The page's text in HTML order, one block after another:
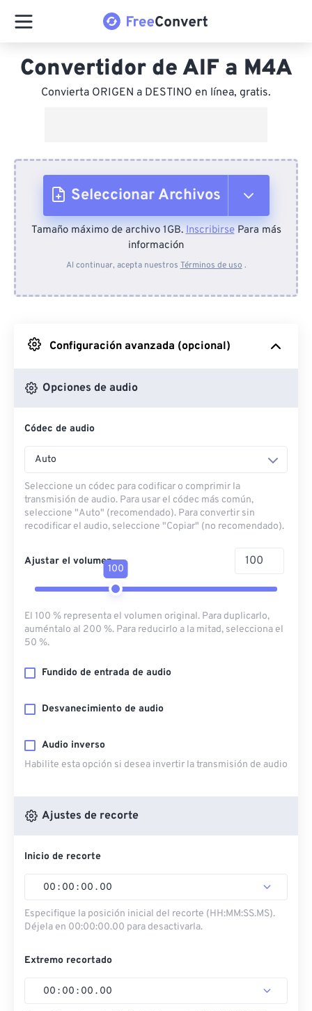
Convertidor de AIF a M4A
Convierta ORIGEN a DESTINO en línea, gratis.
Seleccionar Archivos
Desde el dispositivo
Desde Google Drive
Desde OneDrive
Desde URL
Tamaño máximo de archivo 1GB.InscribirsePara más
información
Al continuar, acepta nuestros Términos de uso .
Configuración avanzada (opcional)
Opciones de audio
Códec de audio
Auto
Seleccione un códec para codificar o comprimir la
transmisión de audio. Para usar el códec más común,
seleccione "Auto" (recomendado). Para convertir sin
recodificar el audio, seleccione "Copiar" (no recomendado).
Ajustar el volumen
100
El 100 % representa el volumen original. Para duplicarlo,
auméntalo al 200 %. Para reducirlo a la mitad, selecciona el
50 %.
Fundido de entrada de audio
Desvanecimiento de audio
Audio inverso
Habilite esta opción si desea invertir la transmisión de audio
Ajustes de recorte
Inicio de recorte
00 : 00 : 00 . 00
Especifique la posición inicial del recorte (HH:MM:SS.MS).
Déjela en 00:00:00.00 para desactivarla.
Extremo recortado
00 : 00 : 00 . 00